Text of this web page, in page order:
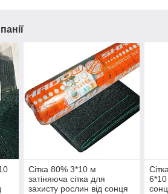
Сітка 80% 3*10 м
затіняюча сітка для
захисту рослин від сонця
6*10